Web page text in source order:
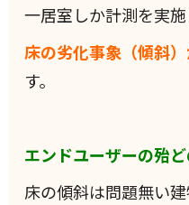
一居室しか計測を実
床の劣化事象（傾斜
す。
エンドユーザーの殆
床の傾斜は問題無い